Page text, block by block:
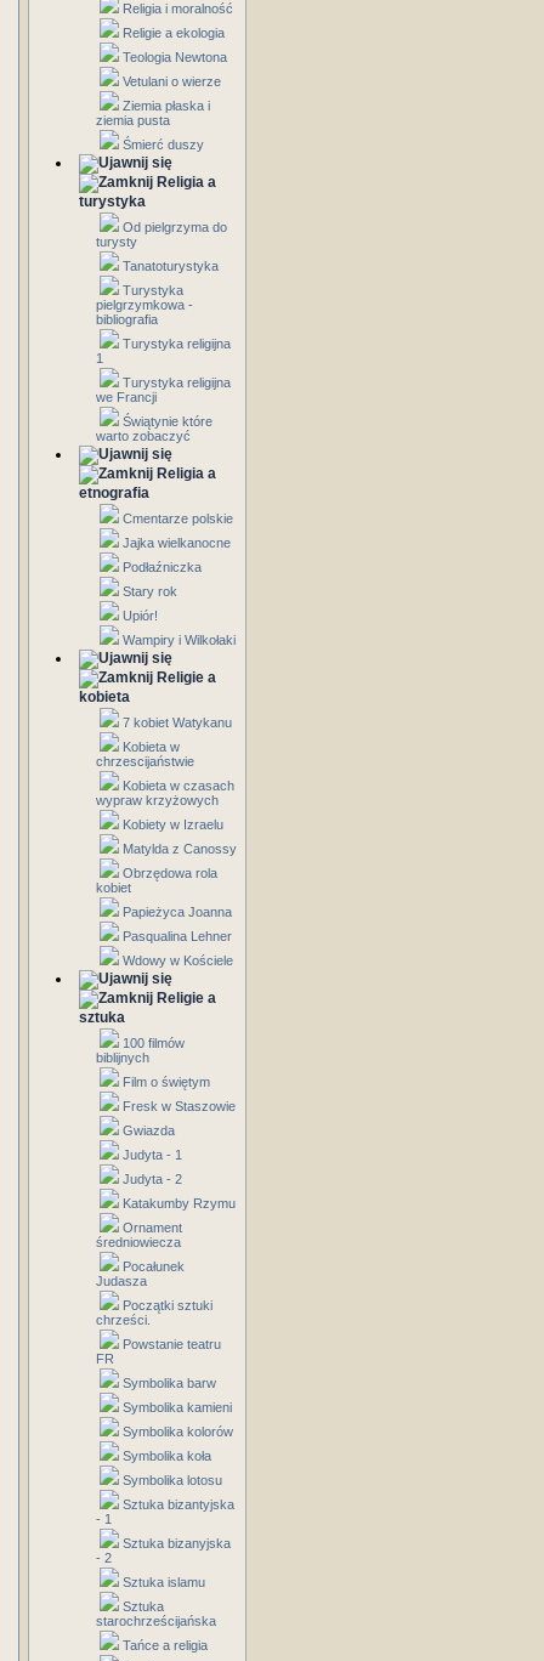
Religia i moralność
Religie a ekologia
Teologia Newtona
Vetulani o wierze
Ziemia płaska i
ziemia pusta
Śmierć duszy
Religia a
turystyka
Od pielgrzyma do
turysty
Tanatoturystyka
Turystyka
pielgrzymkowa -
bibliografia
Turystyka religijna
1
Turystyka religijna
we Francji
Świątynie które
warto zobaczyć
Religia a
etnografia
Cmentarze polskie
Jajka wielkanocne
Podłaźniczka
Stary rok
Upiór!
Wampiry i Wilkołaki
Religie a
kobieta
7 kobiet Watykanu
Kobieta w
chrzescijaństwie
Kobieta w czasach
wypraw krzyżowych
Kobiety w Izraelu
Matylda z Canossy
Obrzędowa rola
kobiet
Papieżyca Joanna
Pasqualina Lehner
Wdowy w Kościele
Religie a
sztuka
100 filmów
biblijnych
Film o świętym
Fresk w Staszowie
Gwiazda
Judyta - 1
Judyta - 2
Katakumby Rzymu
Ornament
średniowiecza
Pocałunek
Judasza
Początki sztuki
chrześci.
Powstanie teatru
FR
Symbolika barw
Symbolika kamieni
Symbolika kolorów
Symbolika koła
Symbolika lotosu
Sztuka bizantyjska
- 1
Sztuka bizanyjska
- 2
Sztuka islamu
Sztuka
starochrześcijańska
Tańce a religia